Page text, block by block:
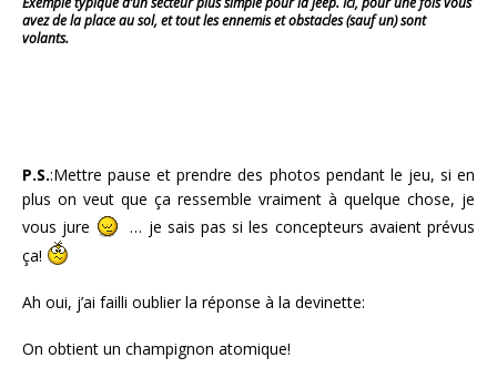
avez de la place au sol, et tout les ennemis et obstacles (sauf un) sont
volants.
P.S.:Mettre pause et prendre des photos pendant le jeu, si en
plus on veut que ça ressemble vraiment à quelque chose, je
vous jure
… je sais pas si les concepteurs avaient prévus
ça!
Ah oui, j’ai failli oublier la réponse à la devinette:
On obtient un champignon atomique!